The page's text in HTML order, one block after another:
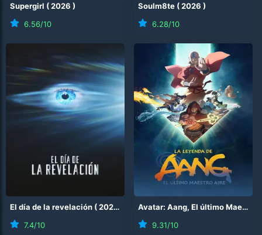
Supergirl (2026 )
6.56/10
Soulm8te (2026 )
6.28/10
El día de la revelación (2026 )
7.4/10
Avatar: Aang, El último Maestro Aire
9.31/10